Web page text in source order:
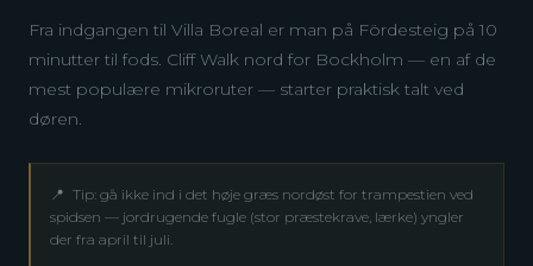
Fra indgangen til Villa Boreal er man på Fördesteig på 10
minutter til fods. Cliff Walk nord for Bockholm — en af de
mest populære mikroruter — starter praktisk talt ved
døren.
📍 Tip: gå ikke ind i det høje græs nordøst for trampestien ved
spidsen — jordrugende fugle (stor præstekrave, lærke) yngler
der fra april til juli.